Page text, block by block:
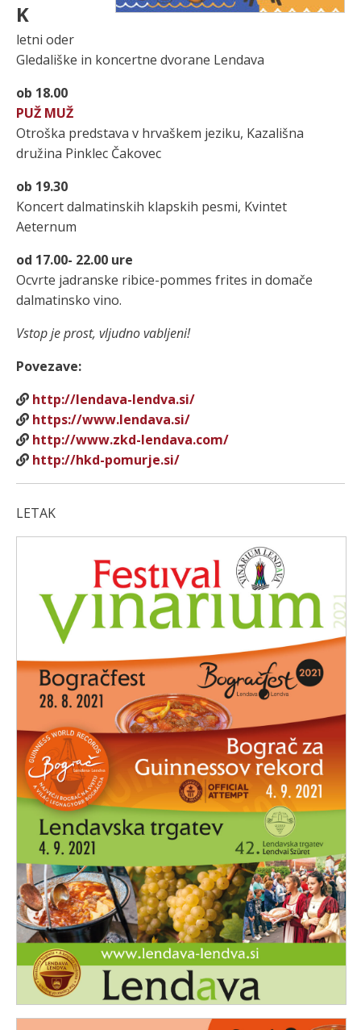
K
letni oder
Gledališke in koncertne dvorane Lendava
ob 18.00
PUŽ MUŽ
Otroška predstava v hrvaškem jeziku, Kazališna
družina Pinklec Čakovec
ob 19.30
Koncert dalmatinskih klapskih pesmi, Kvintet
Aeternum
od 17.00- 22.00 ure
Ocvrte jadranske ribice-pommes frites in domače
dalmatinsko vino.
Vstop je prost, vljudno vabljeni!
Povezave:
http://lendava-lendva.si/
https://www.lendava.si/
http://www.zkd-lendava.com/
http://hkd-pomurje.si/
LETAK